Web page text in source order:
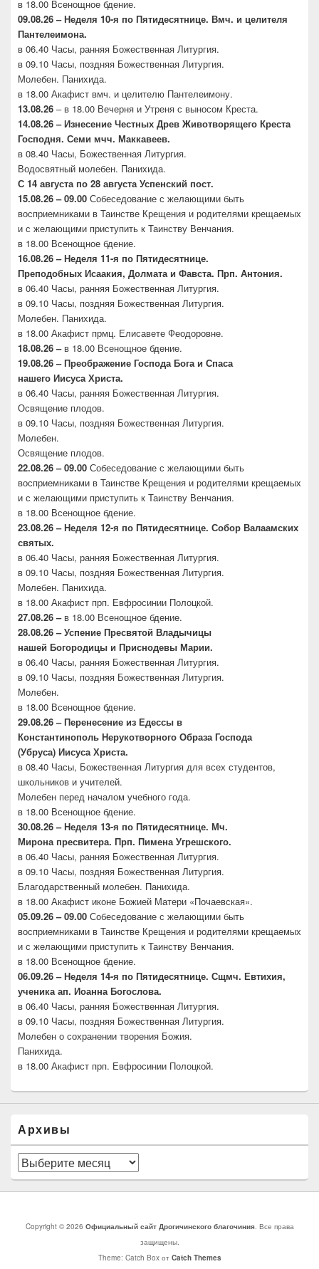
в 18.00 Всенощное бдение.
09.08.26 – Неделя 10-я по Пятидесятнице. Вмч. и целителя
Пантелеимона.
в 06.40 Часы, ранняя Божественная Литургия.
в 09.10 Часы, поздняя Божественная Литургия.
Молебен. Панихида.
в 18.00 Акафист вмч. и целителю Пантелеимону.
13.08.26 – в 18.00 Вечерня и Утреня с выносом Креста.
14.08.26 – Изнесение Честных Древ Животворящего Креста
Господня. Семи мчч. Маккавеев.
в 08.40 Часы, Божественная Литургия.
Водосвятный молебен. Панихида.
С 14 августа по 28 августа Успенский пост.
15.08.26 – 09.00 Собеседование с желающими быть
восприемниками в Таинстве Крещения и родителями крещаемых
и с желающими приступить к Таинству Венчания.
в 18.00 Всенощное бдение.
16.08.26 – Неделя 11-я по Пятидесятнице.
Преподобных Исаакия, Долмата и Фавста. Прп. Антония.
в 06.40 Часы, ранняя Божественная Литургия.
в 09.10 Часы, поздняя Божественная Литургия.
Молебен. Панихида.
в 18.00 Акафист прмц. Елисавете Феодоровне.
18.08.26 –в 18.00 Всенощное бдение.
19.08.26 – Преображение Господа Бога и Спаса
нашего Иисуса Христа.
в 06.40 Часы, ранняя Божественная Литургия.
Освящение плодов.
в 09.10 Часы, поздняя Божественная Литургия.
Молебен.
Освящение плодов.
22.08.26 – 09.00 Собеседование с желающими быть
восприемниками в Таинстве Крещения и родителями крещаемых
и с желающими приступить к Таинству Венчания.
в 18.00 Всенощное бдение.
23.08.26 – Неделя 12-я по Пятидесятнице. Собор Валаамских
святых.
в 06.40 Часы, ранняя Божественная Литургия.
в 09.10 Часы, поздняя Божественная Литургия.
Молебен. Панихида.
в 18.00 Акафист прп. Евфросинии Полоцкой.
27.08.26 –в 18.00 Всенощное бдение.
28.08.26 – Успение Пресвятой Владычицы
нашей Богородицы и Приснодевы Марии.
в 06.40 Часы, ранняя Божественная Литургия.
в 09.10 Часы, поздняя Божественная Литургия.
Молебен.
в 18.00 Всенощное бдение.
29.08.26 – Перенесение из Едессы в
Константинополь Нерукотворного Образа Господа
(Убруса) Иисуса Христа.
в 08.40 Часы, Божественная Литургия для всех студентов,
школьников и учителей.
Молебен перед началом учебного года.
в 18.00 Всенощное бдение.
30.08.26 – Неделя 13-я по Пятидесятнице. Мч.
Мирона пресвитера. Прп. Пимена Угрешского.
в 06.40 Часы, ранняя Божественная Литургия.
в 09.10 Часы, поздняя Божественная Литургия.
Благодарственный молебен. Панихида.
в 18.00 Акафист иконе Божией Матери «Почаевская».
05.09.26 – 09.00 Собеседование с желающими быть
восприемниками в Таинстве Крещения и родителями крещаемых
и с желающими приступить к Таинству Венчания.
в 18.00 Всенощное бдение.
06.09.26 – Неделя 14-я по Пятидесятнице. Сщмч. Евтихия,
ученика ап. Иоанна Богослова.
в 06.40 Часы, ранняя Божественная Литургия.
в 09.10 Часы, поздняя Божественная Литургия.
Молебен о сохранении творения Божия.
Панихида.
в 18.00 Акафист прп. Евфросинии Полоцкой.
Архивы
Архивы
Copyright © 2026 Официальный сайт Дрогичинского благочиния. Все права
защищены.
Theme: Catch Box от Catch Themes